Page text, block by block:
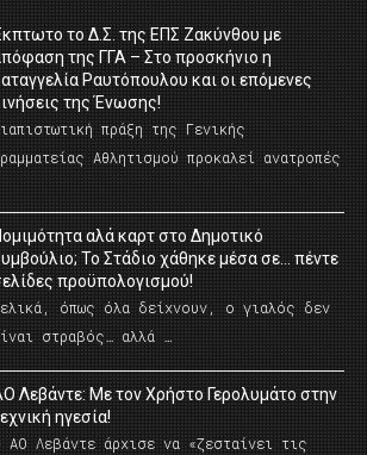
το Δ.Σ. της ΕΠΣ Ζακύνθου με
της ΓΓΑ – Στο προσκήνιο η
Ραυτόπουλου και οι επόμενες
της Ένωσης!
πράξη της Γενικής
Αθλητισμού προκαλεί ανατροπές
αλά καρτ στο Δημοτικό
Το Στάδιο χάθηκε μέσα σε… πέντε
προϋπολογισμού!
όπως όλα δείχνουν, ο γιαλός δεν
στραβός… αλλά …
Λεβάντε: Με τον Χρήστο Γερολυμάτο στην
ηγεσία!
ΑΟ Λεβάντε άρχισε να «ζεσταίνει τις